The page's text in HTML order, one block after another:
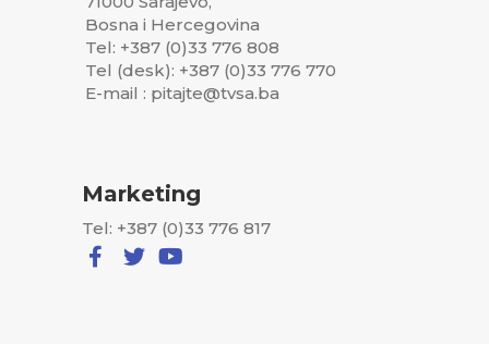
Bosna i Hercegovina
Tel: +387 (0)33 776 808
Tel (desk): +387 (0)33 776 770
E-mail : pitajte@tvsa.ba
Marketing
Tel: +387 (0)33 776 817